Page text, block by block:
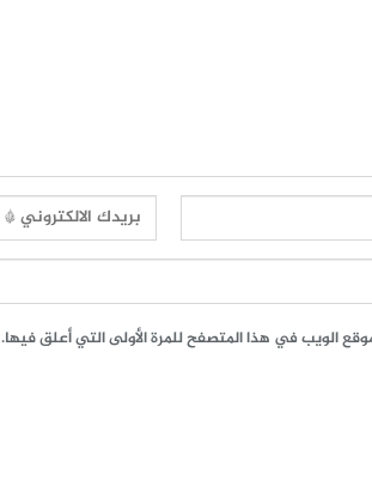
الويب في هذا المتصفح للمرة الأولى التي أعلق فيها.